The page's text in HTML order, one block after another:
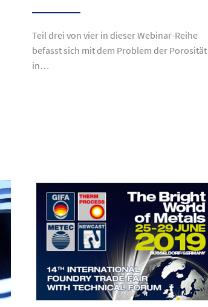
Teil drei von vier in dieser Webinar-Reihe
befasst sich mit dem Problem der Porosität
in…